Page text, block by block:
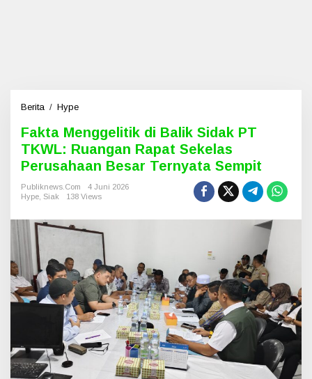
Berita / Hype
k
t
M
e
n
g
t
i
k
d
i
B
a
Fakta Menggelitik di Balik Sidak PT
TKWL: Ruangan Rapat Sekelas
Perusahaan Besar Ternyata Sempit
Publiknews.com
4 Juni 2026
Hype Siak 138 Views